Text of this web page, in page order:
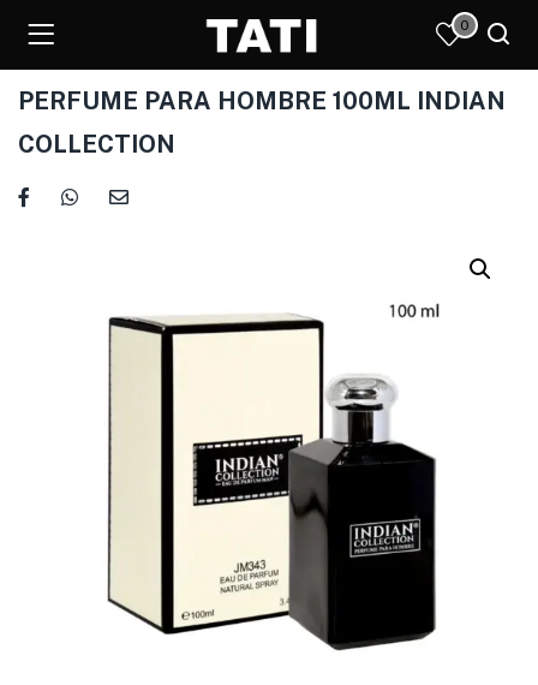
0
PERFUME PARA HOMBRE 100ML INDIAN
COLLECTION